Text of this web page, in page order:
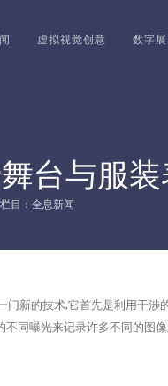
虚拟视觉创意 数字
台与服
栏目：全息新闻
门新的技术,它首先是利用干
同曝光来记录许多不同的图